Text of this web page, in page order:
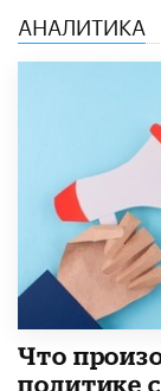
АНАЛИТИКА
​Что
политике